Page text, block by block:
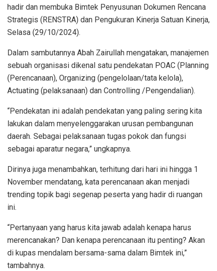
hadir dan membuka Bimtek Penyusunan Dokumen Rencana
Strategis (RENSTRA) dan Pengukuran Kinerja Satuan Kinerja,
Selasa (29/10/2024).
Dalam sambutannya Abah Zairullah mengatakan, manajemen
sebuah organisasi dikenal satu pendekatan POAC (Planning
(Perencanaan), Organizing (pengelolaan/tata kelola),
Actuating (pelaksanaan) dan Controlling /Pengendalian).
“Pendekatan ini adalah pendekatan yang paling sering kita
lakukan dalam menyelenggarakan urusan pembangunan
daerah. Sebagai pelaksanaan tugas pokok dan fungsi
sebagai aparatur negara,” ungkapnya.
Dirinya juga menambahkan, terhitung dari hari ini hingga 1
November mendatang, kata perencanaan akan menjadi
trending topik bagi segenap peserta yang hadir di ruangan
ini.
“Pertanyaan yang harus kita jawab adalah kenapa harus
merencanakan? Dan kenapa perencanaan itu penting? Akan
di kupas mendalam bersama-sama dalam Bimtek ini,”
tambahnya.